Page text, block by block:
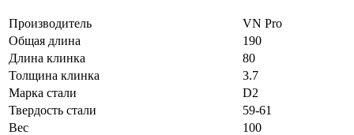
Производитель
VN Pro
Общая длина
190
Длина клинка
80
Толщина клинка
3.7
Марка стали
D2
Твердость стали
59-61
Вес
100